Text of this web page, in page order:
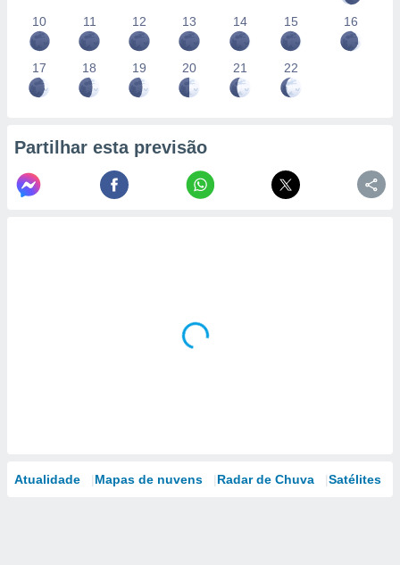
10 11 12 13 14 15 16
17 18 19 20 21 22
Partilhar esta previsão
Atualidade Mapas de nuvens Radar de Chuva Satélites